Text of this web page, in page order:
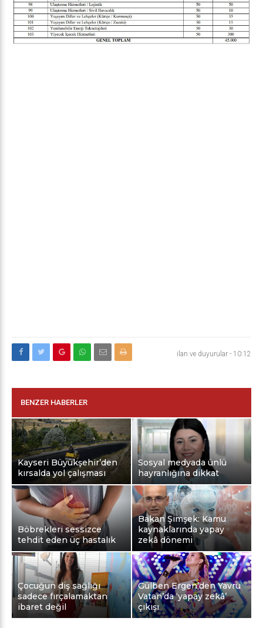
ilan ve duyurular - 10:12
BENZER HABERLER
Kayseri Büyükşehir’den
kırsalda yol çalışması
Sosyal medyada ünlü
hayranlığına dikkat
Böbrekleri sessizce
tehdit eden üç hastalık
Bakan Şimşek: Kamu
kaynaklarında yapay
zekâ dönemi
Çocuğun diş sağlığı
sadece fırçalamaktan
ibaret değil
Gülben Ergen’den Yavru
Vatan’da ‘yapay zekâ’
çıkışı